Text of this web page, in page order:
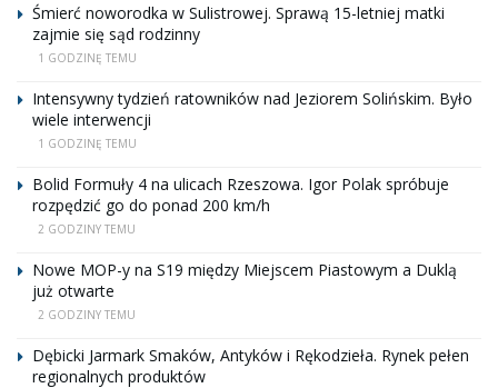
Śmierć noworodka w Sulistrowej. Sprawą 15-letniej matki
zajmie się sąd rodzinny
1 GODZINĘ TEMU
Intensywny tydzień ratowników nad Jeziorem Solińskim. Było
wiele interwencji
1 GODZINĘ TEMU
Bolid Formuły 4 na ulicach Rzeszowa. Igor Polak spróbuje
rozpędzić go do ponad 200 km/h
2 GODZINY TEMU
Nowe MOP-y na S19 między Miejscem Piastowym a Duklą
już otwarte
2 GODZINY TEMU
Dębicki Jarmark Smaków, Antyków i Rękodzieła. Rynek pełen
regionalnych produktów